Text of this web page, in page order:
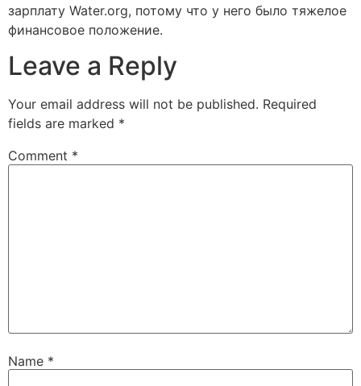
зарплату Water.org, потому что у него было тяжелое
финансовое положение.
Leave a Reply
Your email address will not be published. Required
fields are marked *
Comment *
Name *